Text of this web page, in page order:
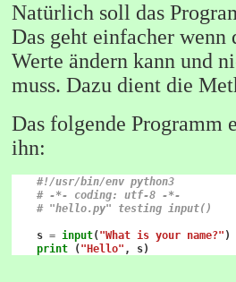
Natürlich soll das
Das geht einfacher
Werte ändern kann und
muss. Dazu dient die
Das folgende Programm
ihn:
#!/usr/bin/env python3
# -*- coding: utf-8 -*-
# "hello.py" testing input()
s = input( "What is your name?" )
print
( "Hello" , s)